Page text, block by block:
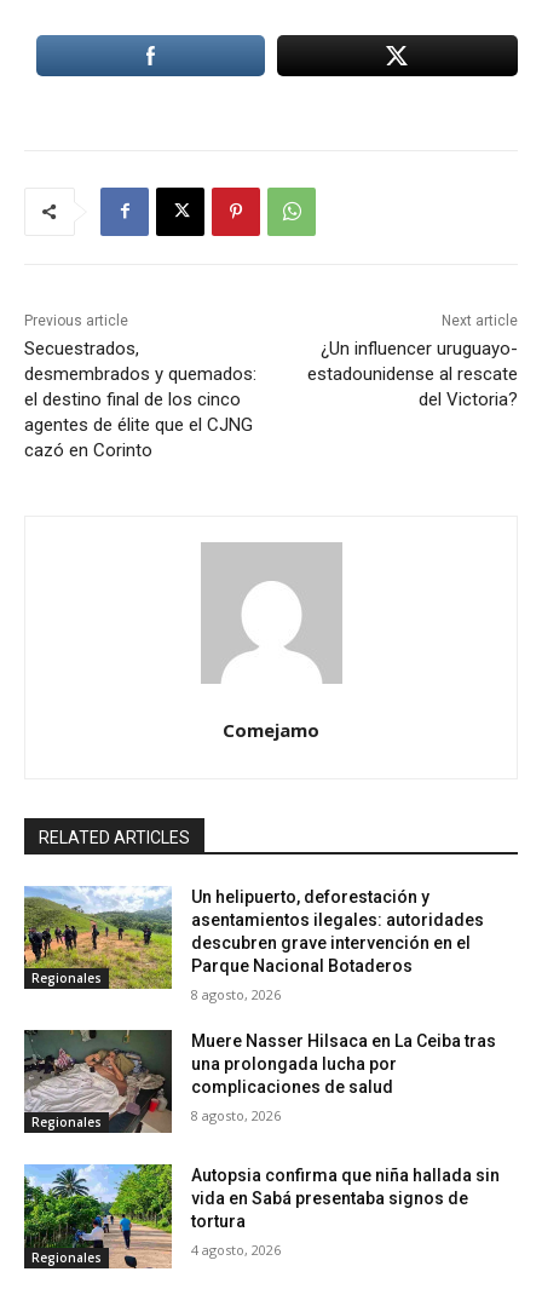
Previous article
Secuestrados,
desmembrados y quemados:
el destino final de los cinco
agentes de élite que el CJNG
cazó en Corinto
Next article
¿Un influencer uruguayo-
estadounidense al rescate
del Victoria?
Comejamo
RELATED ARTICLES
Regionales
Un helipuerto, deforestación y
asentamientos ilegales: autoridades
descubren grave intervención en el
Parque Nacional Botaderos
8 agosto, 2026
Regionales
Muere Nasser Hilsaca en La Ceiba tras
una prolongada lucha por
complicaciones de salud
8 agosto, 2026
Regionales
Autopsia confirma que niña hallada sin
vida en Sabá presentaba signos de
tortura
4 agosto, 2026